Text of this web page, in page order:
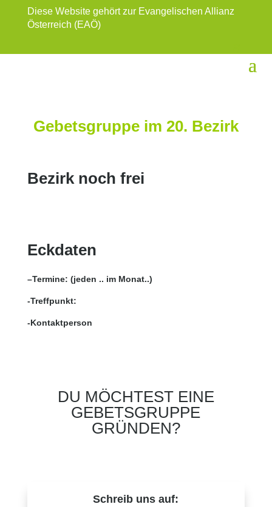
Diese Website gehört zur Evangelischen Allianz
Österreich (EAÖ)
Gebetsgruppe im 20. Bezirk
Bezirk noch frei
Eckdaten
–Termine: (jeden .. im Monat..)
-Treffpunkt:
-Kontaktperson
DU MÖCHTEST EINE
GEBETSGRUPPE
GRÜNDEN?
Schreib uns auf: